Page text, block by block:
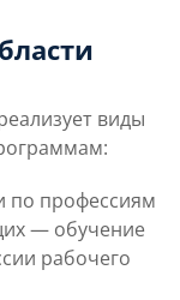
виды
по профессиям
— обучение
рабочего